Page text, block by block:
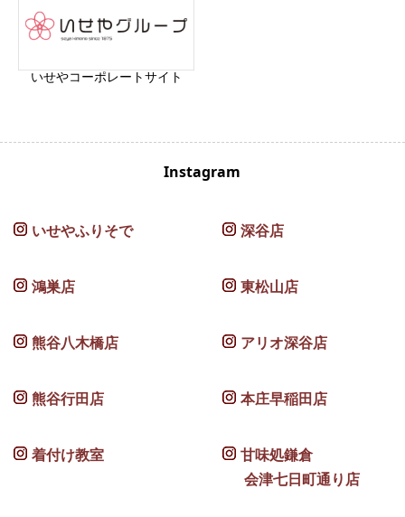
いせやコーポレートサイト
Instagram
いせやふりそで 深谷店
鴻巣店 東松山店
熊谷八木橋店 アリオ深谷店
熊谷行田店 本庄早稲田店
着付け教室
甘味処鎌倉
会津七日町通り店